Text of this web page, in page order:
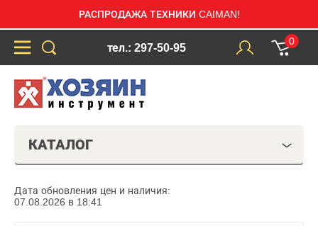
РАСПРОДАЖА ТЕХНИКИ CAIMAN!
тел.: 297-50-95
0
КАТАЛОГ
Дата обновления цен и наличия:
07.08.2026 в 18:41